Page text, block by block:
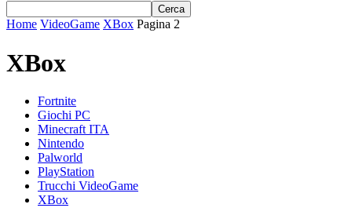
Home VideoGame XBox Pagina 2
XBox
Fortnite
Giochi PC
Minecraft ITA
Nintendo
Palworld
PlayStation
Trucchi VideoGame
XBox